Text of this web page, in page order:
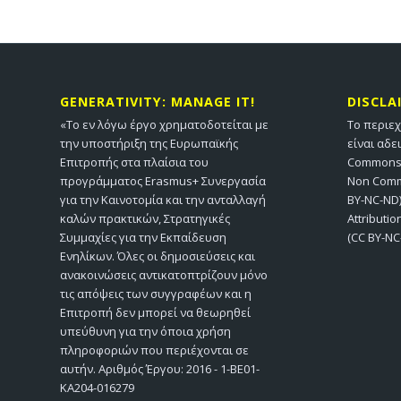
GENERATIVITY: MANAGE IT!
«Το εν λόγω έργο χρηματοδοτείται με
την υποστήριξη της Ευρωπαϊκής
Επιτροπής στα πλαίσια του
προγράμματος Erasmus+ Συνεργασία
για την Καινοτομία και την ανταλλαγή
καλών πρακτικών, Στρατηγικές
Συμμαχίες για την Εκπαίδευση
Ενηλίκων. Όλες οι δημοσιεύσεις και
ανακοινώσεις αντικατοπτρίζουν μόνο
τις απόψεις των συγγραφέων και η
Επιτροπή δεν μπορεί να θεωρηθεί
υπεύθυνη για την όποια χρήση
πληροφοριών που περιέχονται σε
αυτήν. Αριθμός Έργου: 2016 - 1-BE01-
KA204-016279
Το
είναι
Non
BY-NC-
(CC BY-